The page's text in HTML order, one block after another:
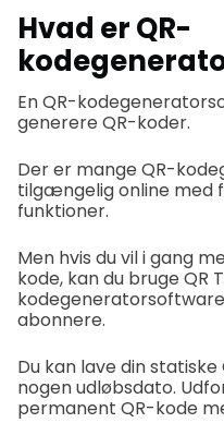
Hvad er QR-
En QR-
generere QR-koder.
Der er mange QR-
tilgængelig online med
funktioner.
Men hvis du vil i gang
kode, kan du bruge QR
abonnere.
Du kan lave din
nogen udløbsdato.
permanent QR-kode